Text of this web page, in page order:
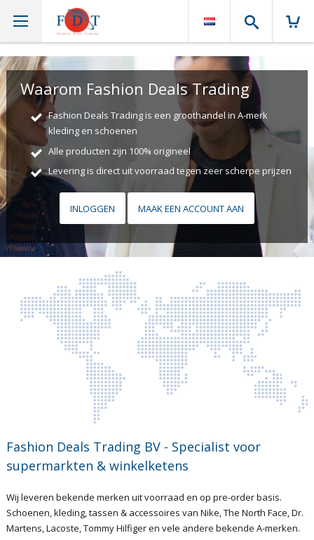
Waarom Fashion Deals Trading
Fashion Deals Trading is een groothandel in A-merk
kleding en schoenen
Alle producten zijn 100% origineel
Levering is direct uit voorraad tegen zeer scherpe prijzen
INLOGGEN MAAK EEN ACCOUNT AAN
Fashion Deals Trading BV - Specialist voor
supermarkten & winkelketens
Wij leveren bekende merken uit voorraad en op pre-order basis.
Schoenen, kleding, tassen & accessoires van Nike, The North Face, Dr.
Martens, Lacoste, Tommy Hilfiger en vele andere bekende A-merken.